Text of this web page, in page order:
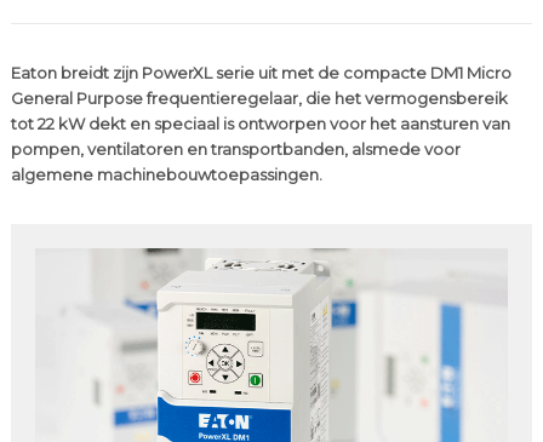
Eaton breidt zijn PowerXL serie uit met de compacte DM1 Micro
General Purpose frequentieregelaar, die het vermogensbereik
tot 22 kW dekt en speciaal is ontworpen voor het aansturen van
pompen, ventilatoren en transportbanden, alsmede voor
algemene machinebouwtoepassingen.